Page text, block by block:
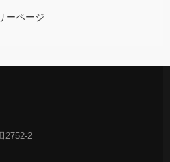
ーページ
2752-2